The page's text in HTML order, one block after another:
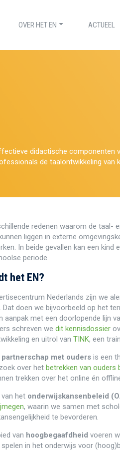
OVER HET EN ACTUEEL
didactische componenten
de taalontwikkeling van
redenen waarom de taal-
liggen in externe
In beide gevallen kan een
periode.
het EN?
Nederlands zijn we
Dat doen we bijvoorbeeld op het
aanpak met een doorlopende lijn
schreven we dit kennisdossier
en uitrol van TINK, een
met ouders is een
over het betrekken van ouders
trekken over het online én
het onderwijskansenbeleid
, waarin we samen met
te bevorderen.
van hoogbegaafdheid voeren
in het onderwijs voor